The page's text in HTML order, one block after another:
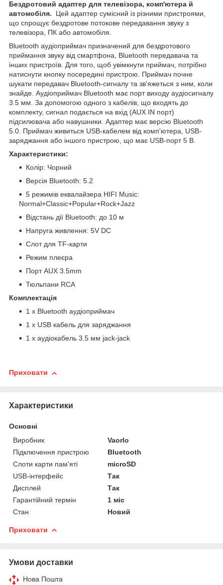
Бездротовий адаптер для телевізора, комп'ютера й
автомобіля. Цей адаптер сумісний із різними пристроями,
що спрощує бездротове потокове передавання звуку з
телевізора, ПК або автомобіля.
Bluetooth аудіоприймач призначений для бездротового
приймання звуку від смартфона, Bluetooth передавача та
інших пристроїв. Для того, щоб увімкнути приймач, потрібно
натиснути кнопку посередині пристрою. Приймач почне
шукати передавач Bluetooth-сигналу та зв'яжеться з ним, коли
знайде. Аудіоприймач Bluetooth має порт виходу аудіосигналу
3.5 мм. За допомогою одного з кабелів, що входять до
комплекту, сигнал подається на вхід (AUX IN порт)
підсилювача або навушники. Адаптер має версію Bluetooth
5.0. Приймач живиться USB-кабелем від комп'ютера, USB-
заряджання або іншого пристрою, що має USB-порт 5 В.
Характеристики:
Колір: Чорний
Версія Bluetooth: 5.2
5 режимів еквалайзера HIFI Music:
Normal+Classic+Popular+Rock+Jazz
Відстань дії Bluetooth: до 10 м
Напруга живлення: 5V DC
Слот для TF-карти
Режим плеєра
Порт AUX 3.5mm
Тюльпани RCA
Комплектація
1 x Bluetooth аудіоприймач
1 x USB кабель для заряджання
1 x аудіокабель 3.5 мм jack-jack
Приховати
Характеристики
Основні
Виробник
Vaorlo
Підключення пристрою
Bluetooth
Слоти карти пам'яті
microSD
USB-інтерфейс
Так
Дисплей
Так
Гарантійний термін
1 міс
Стан
Новий
Приховати
Умови доставки
Нова Пошта